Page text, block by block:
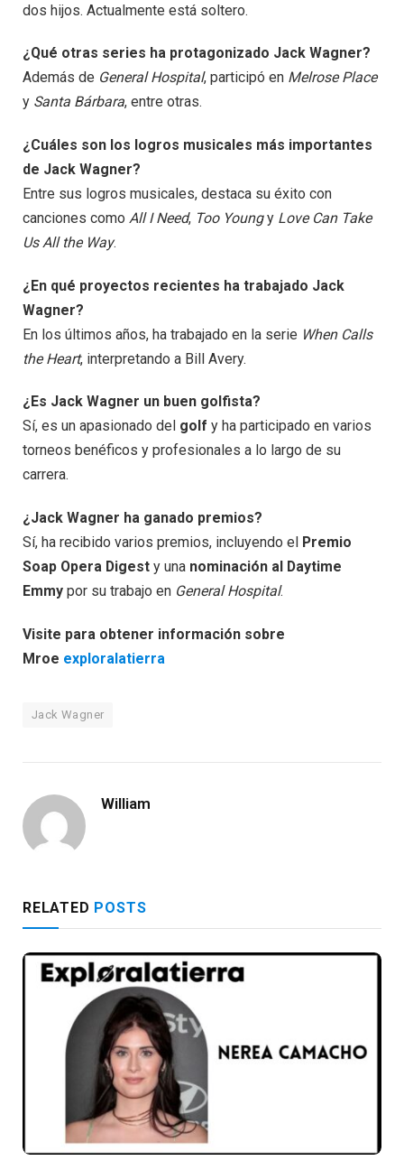
dos hijos. Actualmente está soltero.
¿Qué otras series ha protagonizado Jack Wagner?
Además de General Hospital, participó en Melrose Place
y Santa Bárbara, entre otras.
¿Cuáles son los logros musicales más importantes
de Jack Wagner?
Entre sus logros musicales, destaca su éxito con
canciones como All I Need, Too Youngy Love Can Take
Us All the Way.
¿En qué proyectos recientes ha trabajado Jack
Wagner?
En los últimos años, ha trabajado en la serie When Calls
the Heart, interpretando a Bill Avery.
¿Es Jack Wagner un buen golfista?
Sí, es un apasionado del golf y ha participado en varios
torneos benéficos y profesionales a lo largo de su
carrera.
¿Jack Wagner ha ganado premios?
Sí, ha recibido varios premios, incluyendo el Premio
Soap Opera Digest y una nominación al Daytime
Emmy por su trabajo en General Hospital.
Visite para obtener información sobre
Mroe exploralatierra
Jack Wagner
William
RELATED POSTS